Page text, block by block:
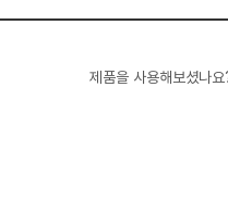
제품을 사용해보셨나